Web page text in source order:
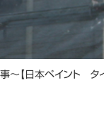
【日本ペイント タイ